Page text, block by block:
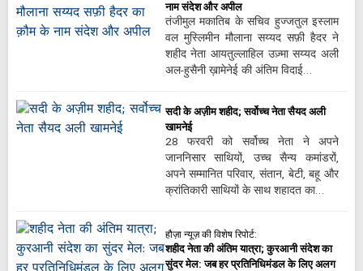
नाम संदेश और अपील
तंजीमुल मकातिब के सचिव हुज्जतुल इस्लाम
वल मुस्लिमीन मौलाना सय्यद सफ़ी हैदर ने
शहीद नेता आयतुल्लाहिल उज़्मा सय्यद अली
अल-हुसैनी ख़ामेनेई की अंतिम विदाई…
सदी के अज़ीम शहीद; सर्वोच्च नेता सैयद अली
खामनेई
28 फरवरी को सर्वोच्च नेता ने अपने
जाननिसार साथियों, उच्च सैन्य कमांडरों,
अपने सम्मानित परिवार, संतान, बेटी, बहू और
क्रांतिकारी साथियों के साथ शहादत का…
हौज़ा न्यूज़ की विशेष रिपोर्ट:
शहीद नेता की अंतिम यात्रा; कुरआनी संदेश का
सुंदर मेल: जब हर प्रतिनिधिमंडल के लिए अलग